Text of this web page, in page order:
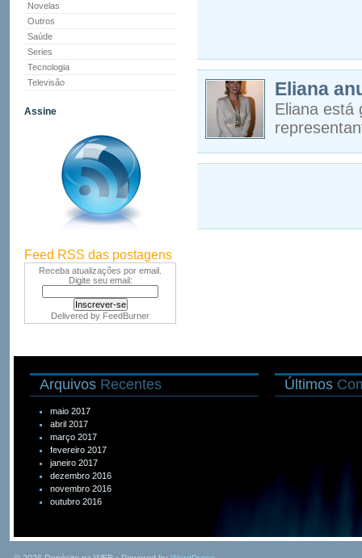
Novelas
Outros
Saúde
Series
Tecnologia
Televisão
Assine
Feed RSS das postagens
Receba atualizações por email.
Digite seu email:
Delivered by FeedBurner
Eliana
Eliana está
Arquivos Recentes
maio 2017
abril 2017
março 2017
fevereiro 2017
janeiro 2017
dezembro 2016
novembro 2016
outubro 2016
Últimos